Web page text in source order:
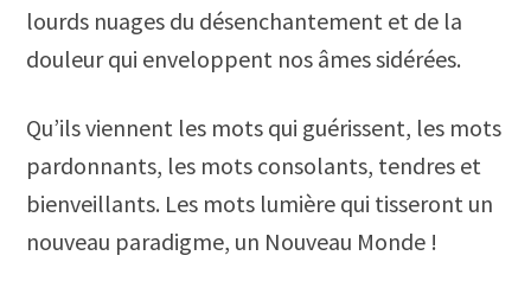
lourds nuages du désenchantement et de la
douleur qui enveloppent nos âmes sidérées.
Qu’ils viennent les mots qui guérissent, les mots
pardonnants, les mots consolants, tendres et
bienveillants. Les mots lumière qui tisseront un
nouveau paradigme, un Nouveau Monde !